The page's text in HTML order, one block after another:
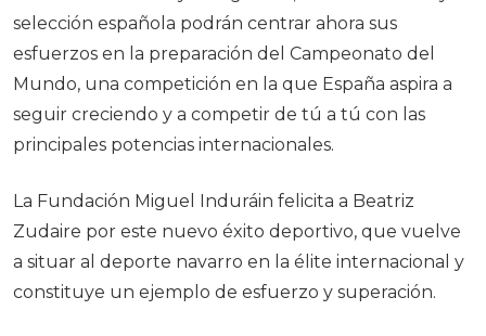
selección española podrán centrar ahora sus
esfuerzos en la preparación del Campeonato del
Mundo, una competición en la que España aspira a
seguir creciendo y a competir de tú a tú con las
principales potencias internacionales.
La Fundación Miguel Induráin felicita a Beatriz
Zudaire por este nuevo éxito deportivo, que vuelve
a situar al deporte navarro en la élite internacional y
constituye un ejemplo de esfuerzo y superación.